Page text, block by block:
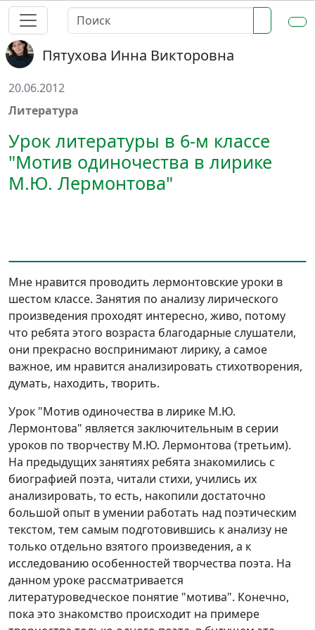
Пятухова Инна Викторовна
20.06.2012
Литература
Урок литературы в 6-м классе
"Мотив одиночества в лирике
М.Ю. Лермонтова"
Мне нравится проводить лермонтовские уроки в
шестом классе. Занятия по анализу лирического
произведения проходят интересно, живо, потому
что ребята этого возраста благодарные слушатели,
они прекрасно воспринимают лирику, а самое
важное, им нравится анализировать стихотворения,
думать, находить, творить.
Урок "Мотив одиночества в лирике М.Ю.
Лермонтова" является заключительным в серии
уроков по творчеству М.Ю. Лермонтова (третьим).
На предыдущих занятиях ребята знакомились с
биографией поэта, читали стихи, учились их
анализировать, то есть, накопили достаточно
большой опыт в умении работать над поэтическим
текстом, тем самым подготовившись к анализу не
только отдельно взятого произведения, а к
исследованию особенностей творчества поэта. На
данном уроке рассматривается
литературоведческое понятие "мотива". Конечно,
пока это знакомство происходит на примере